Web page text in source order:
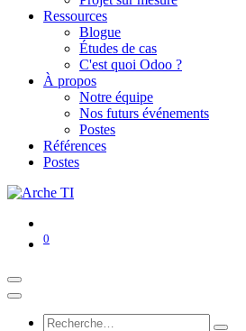
Ressources
Blogue
Études de cas
C'est quoi Odoo ?
À propos
Notre équipe
Nos futurs événements
Postes
Références
Postes
0